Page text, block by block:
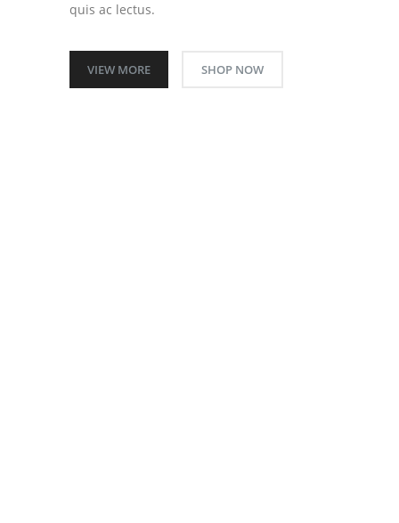
quis ac lectus.
VIEW MORE SHOP NOW